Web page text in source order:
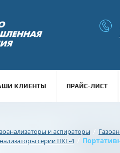
КЛИЕНТЫ ПРАЙС-ЛИСТ
и аспираторы /
серии ПКГ-4 /